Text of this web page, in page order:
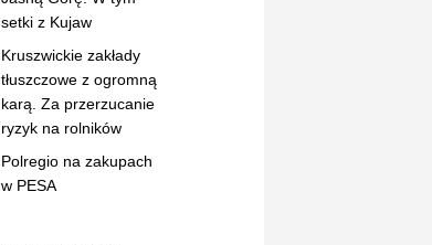
setki z Kujaw
Kruszwickie zakłady
tłuszczowe z ogromną
karą. Za przerzucanie
ryzyk na rolników
Polregio na zakupach
w PESA